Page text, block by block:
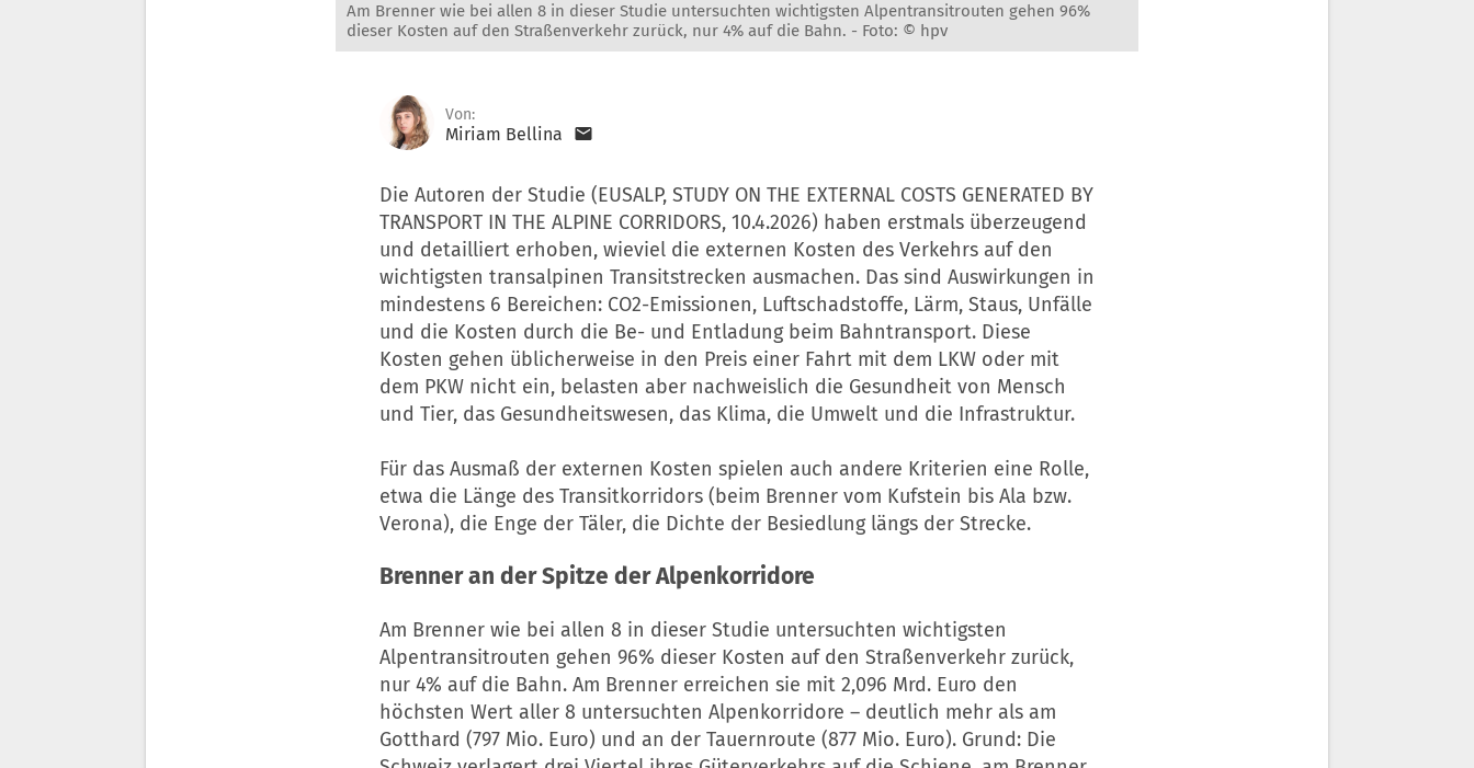
Am Brenner wie bei allen 8 in dieser Studie untersuchten wichtigsten Alpentransitrouten gehen 96%
dieser Kosten auf den Straßenverkehr zurück, nur 4% auf die Bahn. - Foto: © hpv
Von:
Miriam Bellina
Die Autoren der Studie (EUSALP, STUDY ON THE EXTERNAL COSTS GENERATED BY
TRANSPORT IN THE ALPINE CORRIDORS, 10.4.2026) haben erstmals überzeugend
und detailliert erhoben, wieviel die externen Kosten des Verkehrs auf den
wichtigsten transalpinen Transitstrecken ausmachen. Das sind Auswirkungen in
mindestens 6 Bereichen: CO2-Emissionen, Luftschadstoffe, Lärm, Staus, Unfälle
und die Kosten durch die Be- und Entladung beim Bahntransport. Diese
Kosten gehen üblicherweise in den Preis einer Fahrt mit dem LKW oder mit
dem PKW nicht ein, belasten aber nachweislich die Gesundheit von Mensch
und Tier, das Gesundheitswesen, das Klima, die Umwelt und die Infrastruktur.
Für das Ausmaß der externen Kosten spielen auch andere Kriterien eine Rolle,
etwa die Länge des Transitkorridors (beim Brenner vom Kufstein bis Ala bzw.
Verona), die Enge der Täler, die Dichte der Besiedlung längs der Strecke.
Brenner an der Spitze der Alpenkorridore
Am Brenner wie bei allen 8 in dieser Studie untersuchten wichtigsten
Alpentransitrouten gehen 96% dieser Kosten auf den Straßenverkehr zurück,
nur 4% auf die Bahn. Am Brenner erreichen sie mit 2,096 Mrd. Euro den
höchsten Wert aller 8 untersuchten Alpenkorridore – deutlich mehr als am
Gotthard (797 Mio. Euro) und an der Tauernroute (877 Mio. Euro). Grund: Die